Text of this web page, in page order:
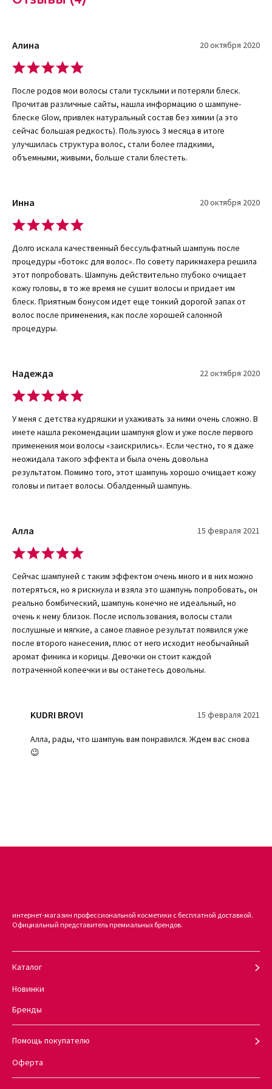
Шампунь имеет жидкую консистенцию и текучую текстуру. При
рекомендуемый производителем расход.
Средство хорошо пенится, хотя не содержит сульфатов. Имеет
приятный восточный аромат со сладкими нотами корицы,
ванили и белых цветов, образующих красивый парфюмерный
букет. После мытья запах на волосах не остается, поэтому
шампунь не влияет впоследствии на использование парфюма.
Зато приятный аромат в ванной комнате обеспечен.
Продукция немецкого бренда AUTHENTIC BEAUTY CONCEPT
широко представлена в интернет-магазине селективной
косметики KUDRI BROVI. Компания пропагандирует осознанный
подход к потреблению, отказ от продуктов животного
происхождения и синтетических компонентов. В продукции,
выпущенной под данной маркой, не содержатся искусственные
соединения, ароматизаторы, минеральные масла,
синтетические моющие вещества.
Приобрести шампунь-блеск и другие средства по уходу за
Если возникнут вопросы, продавец даст на них компетентные
ответы – для этого достаточно заказать обратный звонок.
Алина 20 октября 2020
После родов мои волосы стали тусклыми и потеряли блеск.
Прочитав различные сайты, нашла информацию о шампуне-
блеске Glow, привлек натуральный состав без химии (а это
сейчас большая редкость). Пользуюсь 3 месяца в итоге
улучшилась структура волос, стали более гладкими,
объемными, живыми, больше стали блестеть.
Инна 20 октября 2020
Долго искала качественный бессульфатный шампунь после
процедуры «ботокс для волос». По совету парикмахера решила
этот попробовать. Шампунь действительно глубоко очищает
кожу головы, в то же время не сушит волосы и придает им
блеск. Приятным бонусом идет еще тонкий дорогой запах от
волос после применения, как после хорошей салонной
процедуры.
Надежда 22 октября 2020
У меня с детства кудряшки и ухаживать за ними очень сложно. В
инете нашла рекомендации шампуня glow и уже после первого
применения мои волосы «заискрились». Если честно, то я даже
неожидала такого эффекта и была очень довольна
результатом. Помимо того, этот шампунь хорошо очищает кожу
головы и питает волосы. Обалденный шампунь.
Алла 15 февраля 2021
Сейчас шампуней с таким эффектом очень много и в них можно
потеряться, но я рискнула и взяла это шампунь попробовать, он
реально бомбический, шампунь конечно не идеальный, но
очень к нему близок. После использования, волосы стали
послушные и мягкие, а самое главное результат появился уже
после второго нанесения, плюс от него исходит необычайный
аромат финика и корицы. Девочки он стоит каждой
потраченной копеечки и вы останетесь довольны.
KUDRI BROVI 15 февраля 2021
Алла, рады, что шампунь вам понравился. Ждем вас снова
😉
интернет-магазин профессиональной косметики с бесплатной доставкой.
Официальный представитель премиальных брендов.
Каталог
Новинки
Бренды
Помощь покупателю
Оферта